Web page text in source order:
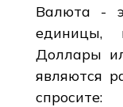
Валюта -
единицы,
Доллары
являются